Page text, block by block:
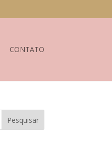
CONTATO
Pesquisar